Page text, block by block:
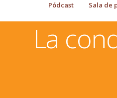
Pódcast Sala de
Quiroga Law Office, PLLC
La